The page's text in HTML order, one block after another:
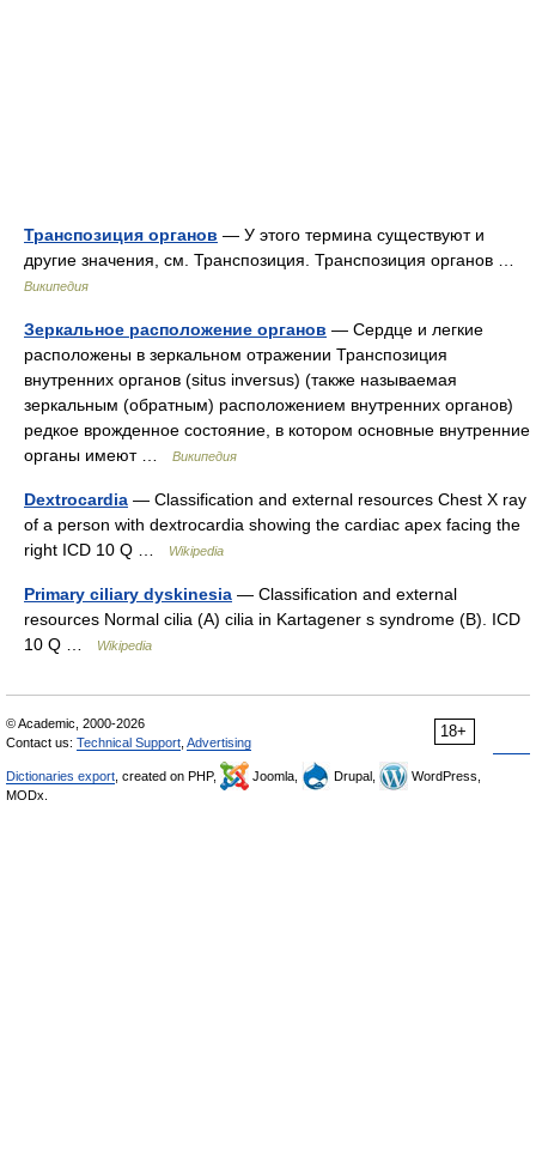
Транспозиция органов — У этого термина существуют и
другие значения, см. Транспозиция. Транспозиция органов …
Википедия
Зеркальное расположение органов — Сердце и легкие
расположены в зеркальном отражении Транспозиция
внутренних органов (situs inversus) (также называемая
зеркальным (обратным) расположением внутренних органов)
редкое врожденное состояние, в котором основные внутренние
органы имеют …
Википедия
Dextrocardia — Classification and external resources Chest X ray
of a person with dextrocardia showing the cardiac apex facing the
right ICD 10 Q …
Wikipedia
Primary ciliary dyskinesia — Classification and external
resources Normal cilia (A) cilia in Kartagener s syndrome (B). ICD
10 Q …
Wikipedia
18+
© Academic, 2000-2026
Contact us: Technical Support Advertising
Dictionaries export , created on PHP, Joomla, Drupal,
WordPress,
MODx.